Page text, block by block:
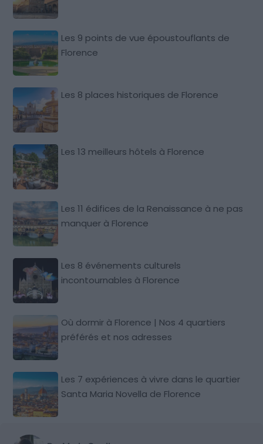
Les 9 points de vue époustouflants de
Florence
Les 8 places historiques de Florence
Les 13 meilleurs hôtels à Florence
Les 11 édifices de la Renaissance à ne pas
manquer à Florence
Les 8 événements culturels
incontournables à Florence
Où dormir à Florence | Nos 4 quartiers
préférés et nos adresses
Les 7 expériences à vivre dans le quartier
Santa Maria Novella de Florence